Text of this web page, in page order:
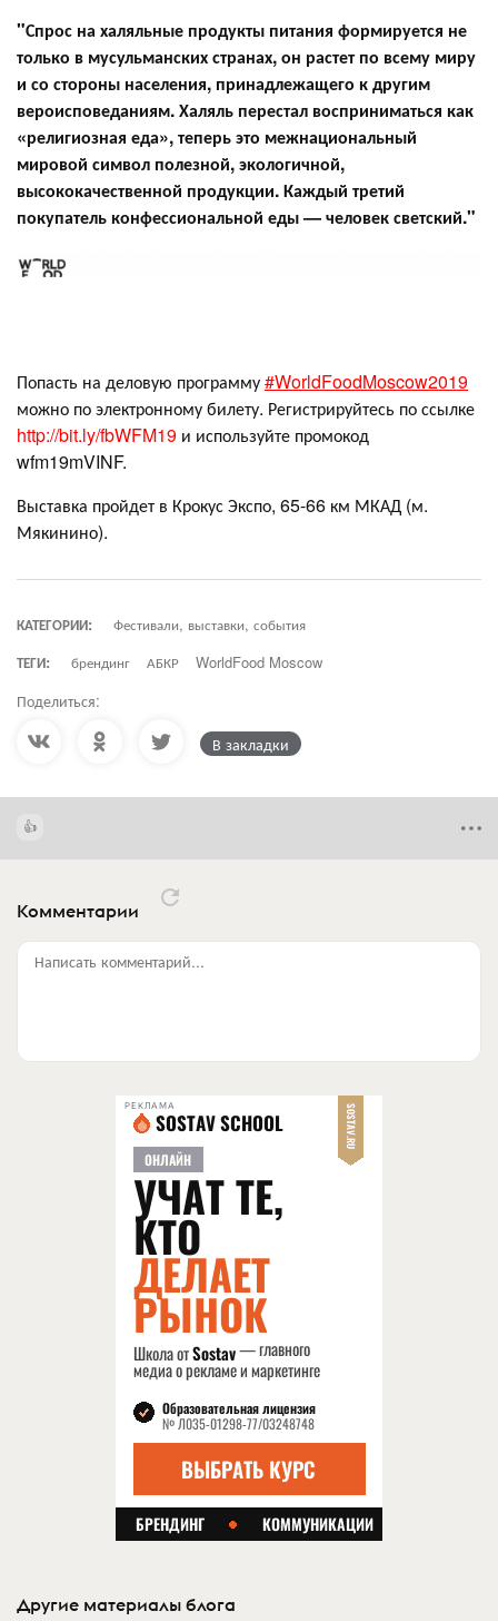
"Спрос на халяльные продукты питания формируется не
только в мусульманских странах, он растет по всему миру
и со стороны населения, принадлежащего к другим
вероисповеданиям. Халяль перестал восприниматься как
«религиозная еда», теперь это межнациональный
мировой символ полезной, экологичной,
высококачественной продукции. Каждый третий
покупатель конфессиональной еды — человек светский."
Попасть на деловую программу#WorldFoodMoscow2019
можно по электронному билету. Регистрируйтесь по ссылке
http://bit.ly/fbWFM19 и используйте промокод
wfm19mVINF.
Выставка пройдет в Крокус Экспо, 65-66 км МКАД (м.
Мякинино).
КАТЕГОРИИ:
Фестивали, выставки, события
ТЕГИ:
брендинг АБКР WorldFood Moscow
Поделиться:
В закладки
Комментарии
Написать комментарий...
РЕКЛАМА
Другие материалы блога